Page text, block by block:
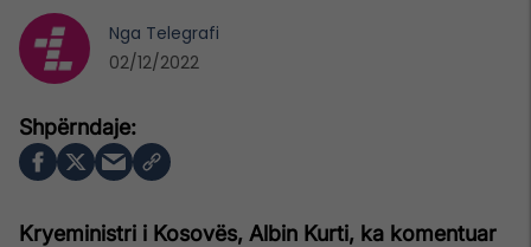
Kryeministri i Kosovës, Albin Kurti, ka komentuar
Nga Telegrafi
02/12/2022